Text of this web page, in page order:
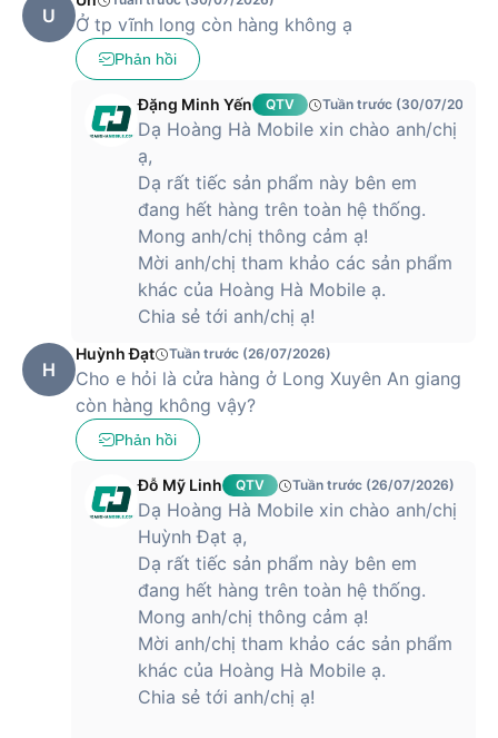
U Ở tp vĩnh long còn hàng không ạ
Phản hồi
Đặng Minh Yến QTV Tuần trước (30/07/2026)
Dạ Hoàng Hà Mobile xin chào anh/chị
ạ,
Dạ rất tiếc sản phẩm này bên em
đang hết hàng trên toàn hệ thống.
Mong anh/chị thông cảm ạ!
Mời anh/chị tham khảo các sản phẩm
khác của Hoàng Hà Mobile ạ.
Chia sẻ tới anh/chị ạ!
H
Huỳnh Đạt Tuần trước (26/07/2026)
Cho e hỏi là cửa hàng ở Long Xuyên An giang
còn hàng không vậy?
Phản hồi
Đỗ Mỹ Linh QTV Tuần trước (26/07/2026)
Dạ Hoàng Hà Mobile xin chào anh/chị
Huỳnh Đạt ạ,
Dạ rất tiếc sản phẩm này bên em
đang hết hàng trên toàn hệ thống.
Mong anh/chị thông cảm ạ!
Mời anh/chị tham khảo các sản phẩm
khác của Hoàng Hà Mobile ạ.
Chia sẻ tới anh/chị ạ!